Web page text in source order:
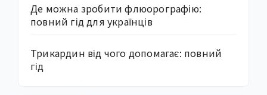
Де можна зробити флюорографію:
повний гід для українців
Трикардин від чого допомагає: повний
гід